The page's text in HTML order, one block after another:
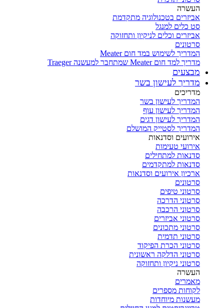
העשרה
אביזרים בטכנולוגיה מתקדמת
סט כלים למנגל
אביזרים וכלים לניקיון ותחזוקה
סרטונים
המדריך לשימוש במד חום Meater
מדריך למד חום Meater שמתחבר למעשנה Traeger
מבצעים
מדריך לעישון בשר
מדריכים
המדריך לעישון בשר
המדריך לעישון עוף
המדריך לעישון דגים
המדריך לסטייק המושלם
אירועים וסדנאות
אירועי טעימות
סדנאות למתחילים
סדנאות למתקדמים
ארכיון אירועים וסדנאות
סרטונים
סרטוני טיפים
סרטוני הדרכה
סרטוני הרכבה
סרטוני אביזרים
סרטוני מתכונים
סרטוני תדמית
סרטוני הכרת הפיקוד
סרטוני הדלקה ראשונית
סרטוני ניקיון ותחזוקה
העשרה
מאמרים
לקוחות מספרים
מעשנות מיוחדות